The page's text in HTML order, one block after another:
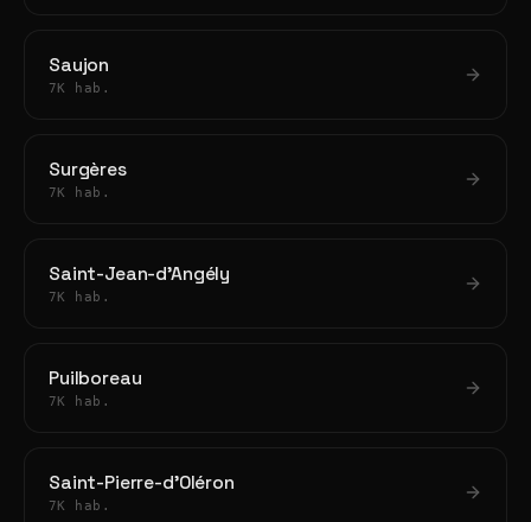
Saujon
7K hab.
Surgères
7K hab.
Saint-Jean-d'Angély
7K hab.
Puilboreau
7K hab.
Saint-Pierre-d'Oléron
7K hab.